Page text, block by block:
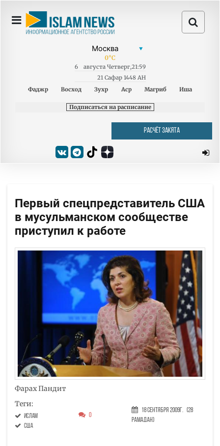
0°C
6 августа Четверг,21:59
21 Сафар 1448 AH
Фаджр
Восход Зухр Аср Магриб Иша
Подписаться на расписание
РАСЧЁТ ЗАКЯТА
Первый спецпредставитель США
в мусульманском сообществе
приступил к работе
Фарах Пандит
Теги:
ислам
США
0
18 Сентября 2009г. (28
Рамадан)